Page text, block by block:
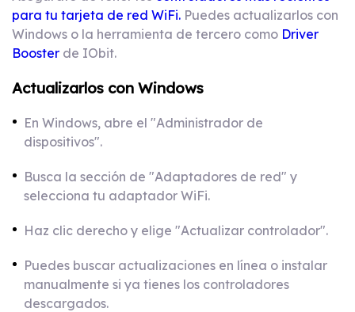
para tu tarjeta de red WiFi. Puedes actualizarlos con
Windows o la herramienta de tercero como Driver
Booster de IObit.
Actualizarlos con Windows
En Windows, abre el "Administrador de
dispositivos".
Busca la sección de "Adaptadores de red" y
selecciona tu adaptador WiFi.
Haz clic derecho y elige "Actualizar controlador".
Puedes buscar actualizaciones en línea o instalar
manualmente si ya tienes los controladores
descargados.